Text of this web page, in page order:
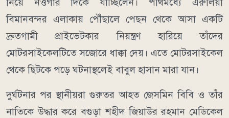
বিমানবন্দর এলাকায় পৌঁছালে পেছন থেকে আসা একটি
দ্রুতগামী প্রাইভেটকার নিয়ন্ত্রণ হারিয়ে তাঁদের
মোটরসাইকেলটিতে সজোরে ধাক্কা দেয়। এতে মোটরসাইকেল
থেকে ছিটকে পড়ে ঘটনাস্থলেই বাবুল হাসান মারা যান।
দুর্ঘটনার পর স্থানীয়রা গুরুতর আহত জেসমিন বিবি ও তাঁর
নাতিকে উদ্ধার করে বগুড়া শহীদ জিয়াউর রহমান মেডিকেল